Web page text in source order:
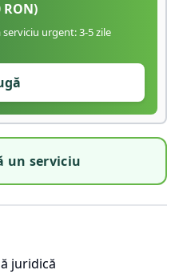
RON)
urgent: 3-5 zile
un serviciu
juridică